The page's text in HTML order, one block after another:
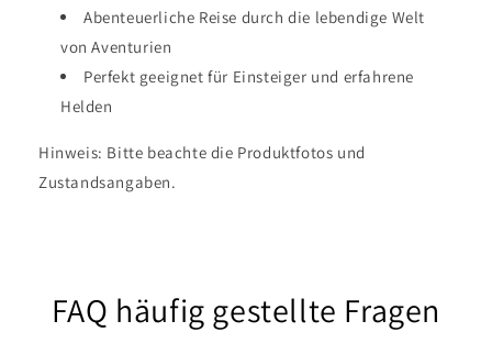
Abenteuerliche Reise durch die lebendige Welt
von Aventurien
Perfekt geeignet für Einsteiger und erfahrene
Helden
Hinweis: Bitte beachte die Produktfotos und
Zustandsangaben.
FAQ häufig gestellte Fragen